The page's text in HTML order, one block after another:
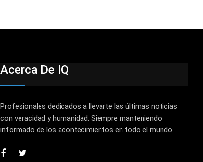
Acerca De IQ
Profesionales dedicados a llevarte las últimas noticias
con veracidad y humanidad. Siempre manteniendo
informado de los acontecimientos en todo el mundo.